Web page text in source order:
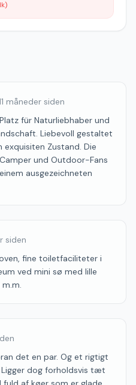
måneder siden
für Naturliebhaber und
Liebevoll gestaltet
Zustand. Die
und Outdoor-Fans
ausgezeichneten
siden
fine toiletfaciliteter i
ved mini sø med lille
det en par. Og et rigtigt
dog forholdsvis tæt